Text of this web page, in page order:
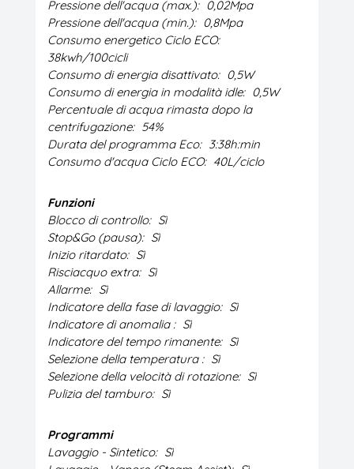
Pressione dell'acqua (max.): 0,02Mpa
Pressione dell'acqua (min.): 0,8Mpa
Consumo energetico Ciclo ECO:
38kwh/100cicli
Consumo di energia disattivato: 0,5W
Consumo di energia in modalità idle: 0,5W
Percentuale di acqua rimasta dopo la
centrifugazione: 54%
Durata del programma Eco: 3:38h:min
Consumo d'acqua Ciclo ECO: 40L/ciclo
Funzioni
Blocco di controllo: Sì
Stop&Go (pausa): Sì
Inizio ritardato: Sì
Risciacquo extra: Sì
Allarme: Sì
Indicatore della fase di lavaggio: Sì
Indicatore di anomalia : Sì
Indicatore del tempo rimanente: Sì
Selezione della temperatura : Sì
Selezione della velocità di rotazione: Sì
Pulizia del tamburo: Sì
Programmi
Lavaggio - Sintetico: Sì